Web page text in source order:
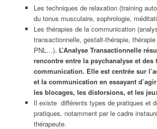
Les techniques de relaxation (training
du tonus musculaire, sophrologie,
Les thérapies de la communication
transactionnelle, gestalt-thérapie,
PNL…). L’Analyse Transactionnelle
rencontre entre la psychanalyse et des
communication. Elle est centrée sur
et la communication en essayant
les blocages, les distorsions, et les
Il existe différents types de pratiques et
pratiques, notamment par le cadre
thérapeute.